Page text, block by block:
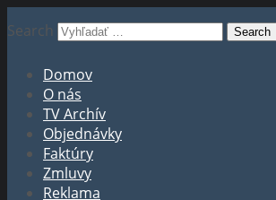
Search
Domov
O nás
TV Archív
Objednávky
Faktúry
Zmluvy
Reklama